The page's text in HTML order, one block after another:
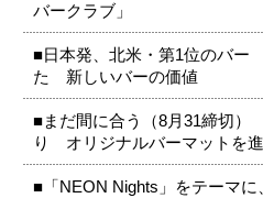
バークラブ」
■日本発、北米・第1位のバー
た 新しいバーの価値
■まだ間に合う（8月31締切
り オリジナルバーマットを進
■「NEON Nights」をテーマ